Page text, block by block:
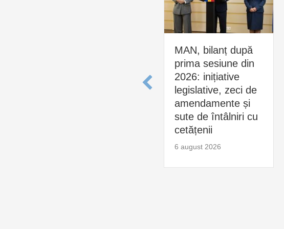
MAN, bilanț după
prima sesiune din
2026: inițiative
legislative, zeci de
amendamente și
sute de întâlniri cu
cetățenii
6 august 2026